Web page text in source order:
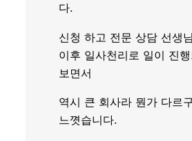
다.
신청 하고 전문 상담 선생
이후 일사천리로 일이 진
보면서
역시 큰 회사라 뭔가 다르
느꼇습니다.